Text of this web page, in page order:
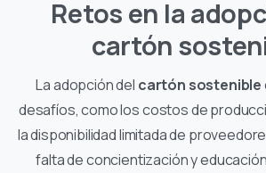
Retos en la
cartón
La adopción del cartón sostenible
desafíos, como los costos de
la disponibilidad limitada de
falta de concientización y